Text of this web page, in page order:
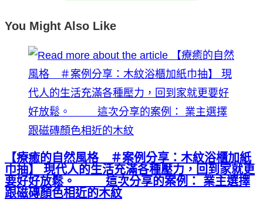
You Might Also Like
【療癒的自然風格 ＃案例分享：木紋浴櫃加紙
巾抽】 現代人的生活充滿各種壓力，回到家就更
要好好放鬆。 這次分享的案例： 業主選擇
跟磁磚顏色相近的木紋